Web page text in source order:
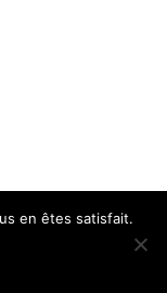
en êtes satisfait.